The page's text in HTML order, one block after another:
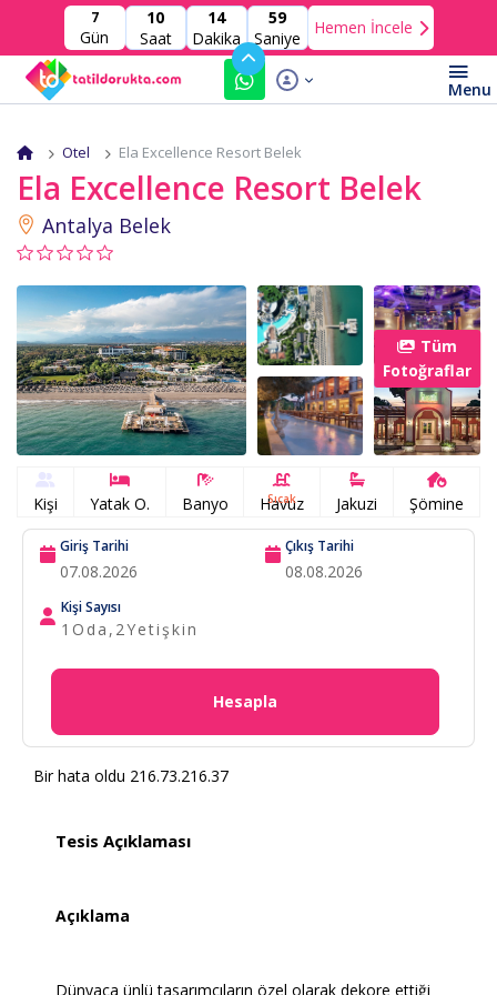
7
Gün
10
Saat
14
Dakika
57
Saniye
Hemen İncele
Otel Ela Excellence Resort Belek
Ela Excellence Resort Belek
Antalya Belek
Tüm
Fotoğraflar
Kişi Yatak O. Banyo Sıcak
Havuz Jakuzi Şömine
Giriş Tarihi Çıkış Tarihi
Kişi Sayısı
1 Oda, 2Yetişkin
Hesapla
Bir hata oldu 216.73.216.37
Tesis Açıklaması
Açıklama
Dünyaca ünlü tasarımcıların özel olarak dekore ettiği